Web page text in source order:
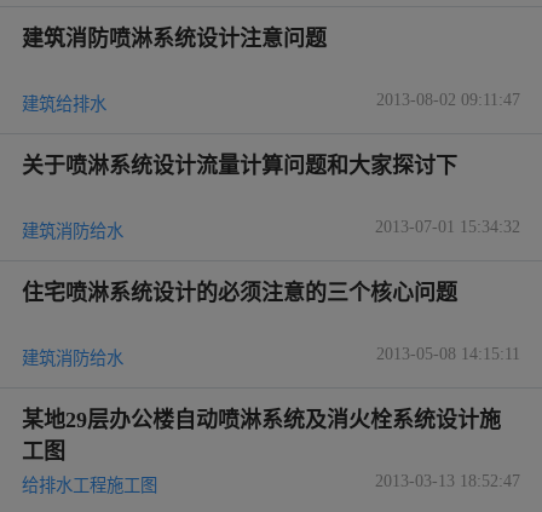
建筑消防喷淋系统设计注意问题
建筑给排水 2013-08-02 09:11:47
关于喷淋系统设计流量计算问题和大家探讨下
建筑消防给水 2013-07-01 15:34:32
住宅喷淋系统设计的必须注意的三个核心问题
建筑消防给水 2013-05-08 14:15:11
某地29层办公楼自动喷淋系统及消火栓系统设计施
工图
给排水工程施工图 2013-03-13 18:52:47